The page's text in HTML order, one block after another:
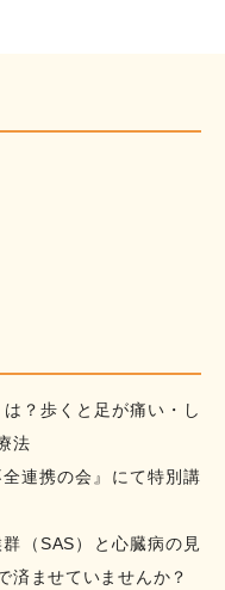
？歩くと足が痛い・し
法
連携の会』にて特別講
（SAS）と心臓病の見
済ませていませんか？